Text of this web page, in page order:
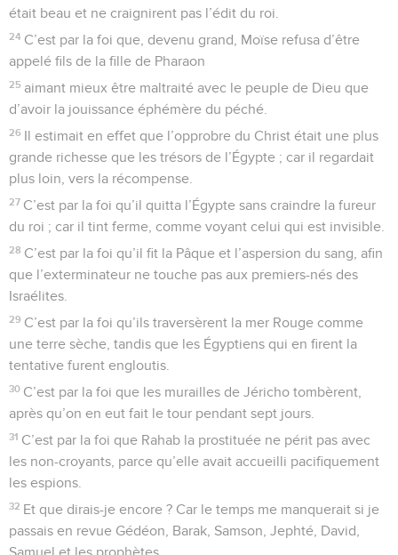
était beau et ne craignirent pas l’édit du roi.
24 C’est par la foi que, devenu grand, Moïse refusa d’être
appelé fils de la fille de Pharaon
25 aimant mieux être maltraité avec le peuple de Dieu que
d’avoir la jouissance éphémère du péché.
26 Il estimait en effet que l’opprobre du Christ était une plus
grande richesse que les trésors de l’Égypte ; car il regardait
plus loin, vers la récompense.
27 C’est par la foi qu’il quitta l’Égypte sans craindre la fureur
du roi ; car il tint ferme, comme voyant celui qui est invisible.
28 C’est par la foi qu’il fit la Pâque et l’aspersion du sang, afin
que l’exterminateur ne touche pas aux premiers-nés des
Israélites.
29 C’est par la foi qu’ils traversèrent la mer Rouge comme
une terre sèche, tandis que les Égyptiens qui en firent la
tentative furent engloutis.
30 C’est par la foi que les murailles de Jéricho tombèrent,
après qu’on en eut fait le tour pendant sept jours.
31 C’est par la foi que Rahab la prostituée ne périt pas avec
les non-croyants, parce qu’elle avait accueilli pacifiquement
les espions.
32 Et que dirais-je encore ? Car le temps me manquerait si je
passais en revue Gédéon, Barak, Samson, Jephté, David,
Samuel et les prophètes